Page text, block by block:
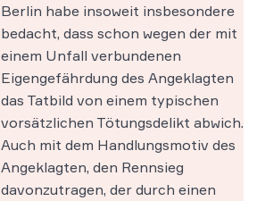
Berlin habe insoweit insbesondere
bedacht, dass schon wegen der mit
einem Unfall verbundenen
Eigengefährdung des Angeklagten
das Tatbild von einem typischen
vorsätzlichen Tötungsdelikt abwich.
Auch mit dem Handlungsmotiv des
Angeklagten, den Rennsieg
davonzutragen, der durch einen